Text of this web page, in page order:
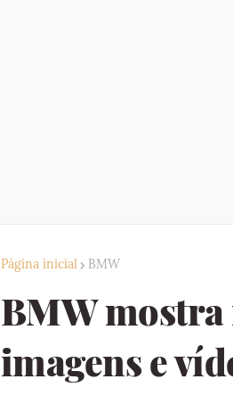
Página inicial BMW
BMW
imagens e